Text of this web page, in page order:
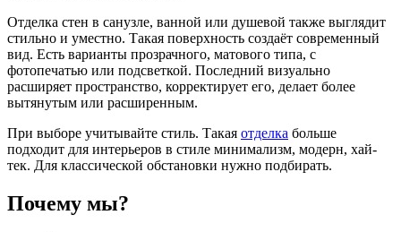
Отделка стен в санузле, ванной или душевой также выглядит
стильно и уместно. Такая поверхность создаёт современный
вид. Есть варианты прозрачного, матового типа, с
фотопечатью или подсветкой. Последний визуально
расширяет пространство, корректирует его, делает более
вытянутым или расширенным.
При выборе учитывайте стиль. Такая отделка больше
подходит для интерьеров в стиле минимализм, модерн, хай-
тек. Для классической обстановки нужно подбирать.
Почему мы?